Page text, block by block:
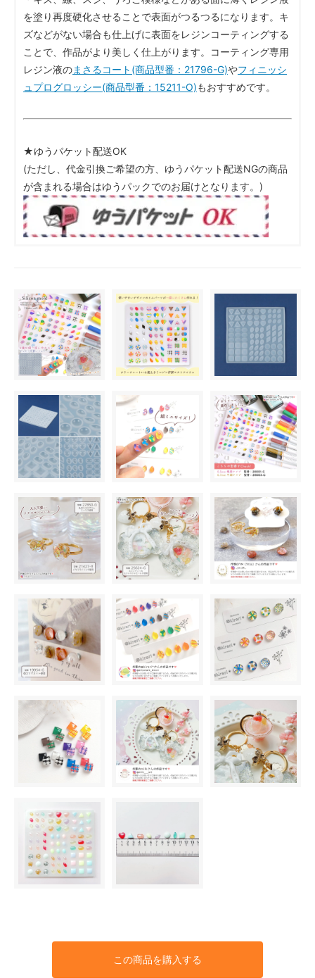
を塗り再度硬化させることで表面がつるつるになります。キ
ズなどがない場合も仕上げに表面をレジンコーティングする
ことで、作品がより美しく仕上がります。コーティング専用
レジン液のまさるコート(商品型番：21796-G)やフィニッシ
ュプログロッシー(商品型番：15211-O)もおすすめです。
★ゆうパケット配送OK
(ただし、代金引換ご希望の方、ゆうパケット配送NGの商品
が含まれる場合はゆうパックでのお届けとなります。)
この商品を購入する